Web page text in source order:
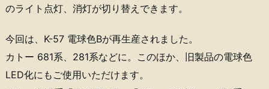
のライト点灯、消灯が切り替えできます。
今回は、K-57 電球色Bが再生産されました。
カトー 681系、281系などに。このほか、旧製品の電球色
LED化にもご使用いただけます。